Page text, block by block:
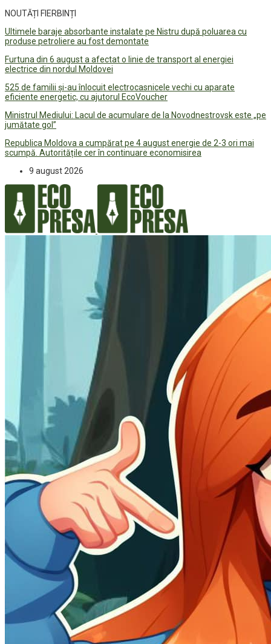
NOUTĂȚI FIERBINȚI
Ultimele baraje absorbante instalate pe Nistru după poluarea cu
produse petroliere au fost demontate
Furtuna din 6 august a afectat o linie de transport al energiei
electrice din nordul Moldovei
525 de familii și-au înlocuit electrocasnicele vechi cu aparate
eficiente energetic, cu ajutorul EcoVoucher
Ministrul Mediului: Lacul de acumulare de la Novodnestrovsk este „pe
jumătate gol”
Republica Moldova a cumpărat pe 4 august energie de 2-3 ori mai
scumpă. Autoritățile cer în continuare economisirea
9 august 2026